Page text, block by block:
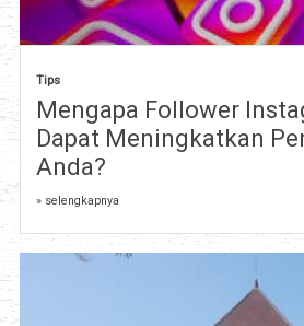
Tips
Mengapa Follower
Dapat Meningkatkan
Anda?
» selengkapnya